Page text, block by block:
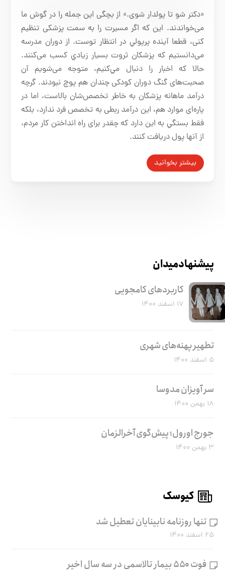
«دكتر شو تا پولدار شوی.» از بچگی اين جمله را در گوش ما
می‌خواندند. اين كه اگر مسيرت را به سمت پزشكی تنظيم
كنی، قطعا آينده پرپولي در انتظار توست. از دوران مدرسه
می‌دانستيم كه پزشكان ثروت بسيار زيادي كسب می‌كنند.
حالا كه اخبار را دنبال مي‌كنيم، متوجه می‌شويم آن
صحبت‌های گنگ دوران كودكی چندان هم پوچ نبودند. گرچه
درآمد ماهانه پزشكان به ‌خاطر تخصص‌شان بالاست، اما در
پاره‌ای موارد هم، اين درآمد ربطی به تخصص فرد ندارد، بلكه
فقط بستگي به اين دارد كه چقدر برای راه انداختن كار مردم،
از آنها پول دريافت كنند.
بیشتر بخوانید
پیشنهاد میدان
کاربرد‌های کامجویی
۱۷ اسفند ۱۴۰۰
تطهیر پهنه‌های شهری
۵ اسفند ۱۴۰۰
سر آویزان مدوسا
۱۸ بهمن ۱۴۰۰
جورج اورول؛ پیش‌گوی آخرالزمان
۳ بهمن ۱۴۰۰
کیوسک
تنها روزنامه نابینایان تعطیل شد
۲۵ اسفند ۱۴۰۰
فوت ۵۵۰ بیمار تالاسمی در سه سال اخیر